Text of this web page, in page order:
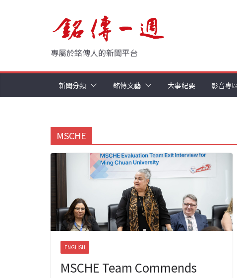
專屬於銘傳人的新聞平台
新聞分類 銘傳文藝 大事紀要 影音專
MSCHE
ENGLISH
MSCHE Team Commends